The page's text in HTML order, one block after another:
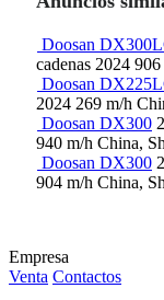
Doosan
cadenas 2024 906
Doosan
2024 269 m/h
Doosan DX300
940 m/h China,
Doosan DX300
904 m/h China,
Empresa
Venta Contactos